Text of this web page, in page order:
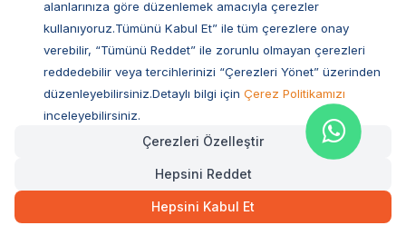
*Seçmiş olduğunuz ürünün, havalandırmasının iyi
olması da belirleyici etkenler arasındadır. Küçük
dostunuzun sağlıklı şekilde nefes alıp vermesine
olanak sunar. Ayrıca sıcak ve soğuk havalarda hava
sirkülasyonu konusunda destek sağlar.
*Kedi taşıma çantası modellerinde bir diğer önemli
etkende temizlik aşamasıdır. Rahat ve kolay
temizlenebilir ürün tercih edebilirsiniz. Böylelikle
hijyenik bir alanda taşıma olanağı sağlamış olursunuz.
*Üretimde kullanılan malzemenin kalitesi ve sağlık
alanlarınıza göre düzenlemek amacıyla çerezler
kullanıyoruz.Tümünü Kabul Et” ile tüm çerezlere onay
verebilir, “Tümünü Reddet” ile zorunlu olmayan çerezleri
reddedebilir veya tercihlerinizi “Çerezleri Yönet” üzerinden
düzenleyebilirsiniz.Detaylı bilgi için Çerez Politikamızı
inceleyebilirsiniz.
Çerezleri Özelleştir
Hepsini Reddet
Hepsini Kabul Et